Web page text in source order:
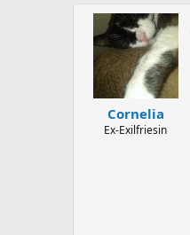
Cornelia
Ex-Exilfriesin